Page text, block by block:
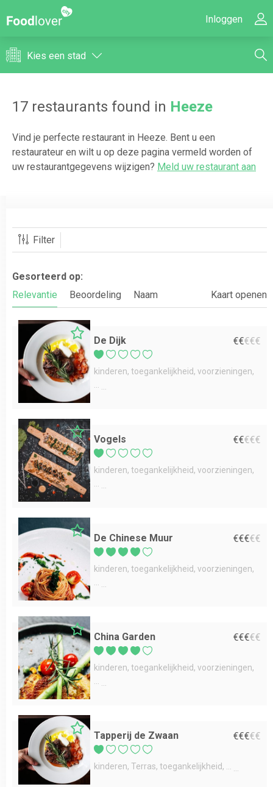
Inloggen
Kies een stad
17 restaurants found in Heeze
Vind je perfecte restaurant in Heeze. Bent u een
restaurateur en wilt u op deze pagina vermeld worden of
uw restaurantgegevens wijzigen? Meld uw restaurant aan
Filter
Gesorteerd op:
Relevantie
Beoordeling Naam Kaart openen
De Dijk €€€€€
kinderen toegankelijkheid voorzieningen
Vogels €€€€€
kinderen toegankelijkheid voorzieningen
De Chinese Muur €€€€€
kinderen toegankelijkheid voorzieningen
China Garden €€€€€
kinderen toegankelijkheid voorzieningen
Tapperij de Zwaan €€€€€
kinderen Terras toegankelijkheid